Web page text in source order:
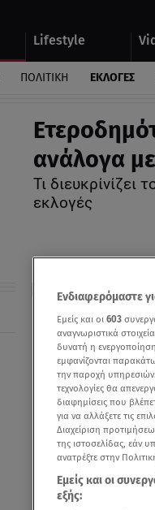
Lifestyle
ΠΟΛΙΤΙΚΗ ΕΚΛΟΓΕΣ
ανάλογα
Τι διευκρίνίζει
εκλογές
Ενδιαφερόμαστε
Εμείς και οι 603
αναγνωριστικά
δυνατή η
εμφανίζονται
την παροχή
τεχνολογίες θα
διαφημίσεις που
για να αλλάξετε τις
Διαχείριση
της ιστοσελίδας, εάν
ανατρέξτε στην
Εμείς και οι
εξής: